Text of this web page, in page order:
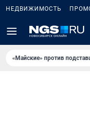
НЕДВИЖИМОСТЬ
«Майские» против